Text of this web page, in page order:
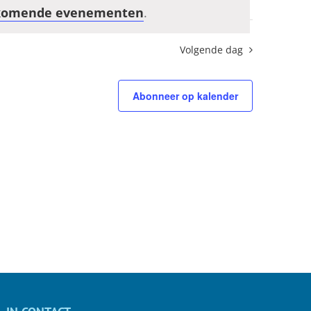
evenementen.
Volgende dag
Abonneer op kalender